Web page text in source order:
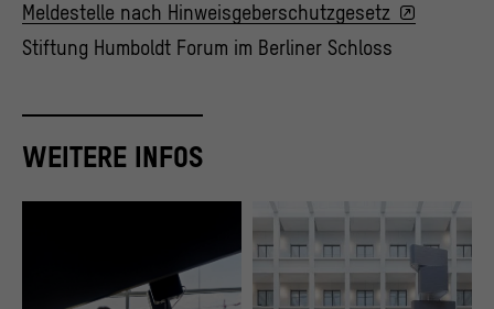
Meldestelle nach Hinweisgeberschutzgesetz
Stiftung Humboldt Forum im Berliner Schloss
WEITERE INFOS